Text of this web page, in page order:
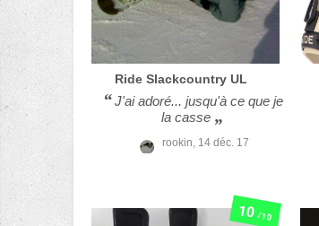
Ride Slackcountry UL
J'ai adoré... jusqu'à ce que je
la casse
rookin, 14 déc. 17
10/10